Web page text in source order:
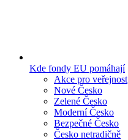
Kde fondy EU pomáhají
Akce pro veřejnost
Nové Česko
Zelené Česko
Moderní Česko
Bezpečné Česko
Česko netradičně